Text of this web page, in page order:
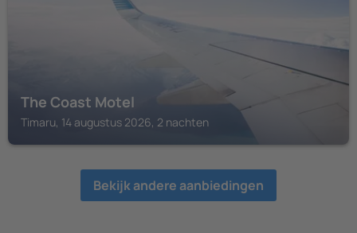
The Coast Motel
Timaru, 14 augustus 2026, 2 nachten
Bekijk andere aanbiedingen